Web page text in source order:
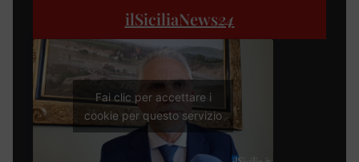
ilSiciliaNews24
Fai clic per accettare i
cookie per questo servizio